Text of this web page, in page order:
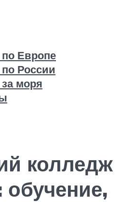
Европе
России
моря
колледж